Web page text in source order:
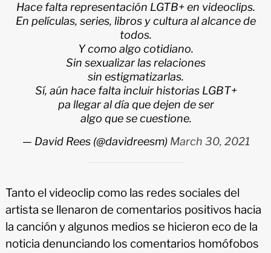
Hace falta representación LGTB+ en videoclips.
En películas, series, libros y cultura al alcance de
todos.
Y como algo cotidiano.
Sin sexualizar las relaciones
sin estigmatizarlas.
Sí, aún hace falta incluir historias LGBT+
pa llegar al día que dejen de ser
algo que se cuestione.
— David Rees (@davidreesm) March 30, 2021
Tanto el videoclip como las redes sociales del
artista se llenaron de comentarios positivos hacia
la canción y algunos medios se hicieron eco de la
noticia denunciando los comentarios homófobos